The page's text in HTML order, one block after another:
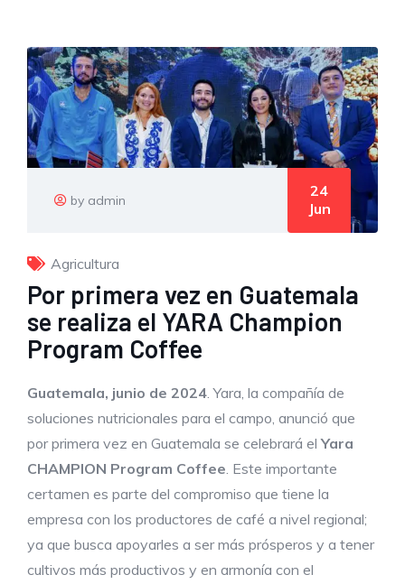
by admin
24
Jun
Agricultura
Por primera vez en Guatemala
se realiza el YARA Champion
Program Coffee
Guatemala, junio de 2024 . Yara, la compañía de
soluciones nutricionales para el campo, anunció que
por primera vez en Guatemala se celebrará elYara
CHAMPION Program Coffee . Este importante
certamen es parte del compromiso que tiene la
empresa con los productores de café a nivel regional;
ya que busca apoyarles a ser más prósperos y a tener
cultivos más productivos y en armonía con el